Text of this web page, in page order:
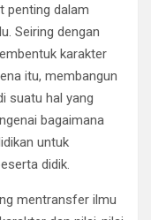
penting dalam
Seiring dengan
karakter
itu, membangun
suatu hal yang
bagaimana
untuk
didik.
mentransfer ilmu